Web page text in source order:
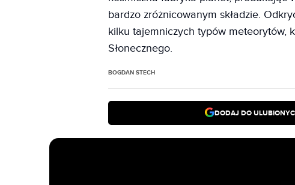
bardzo zróżnicowanym składzie.
kilku tajemniczych typów meteorytów,
Słonecznego.
BOGDAN STECH
DODAJ DO